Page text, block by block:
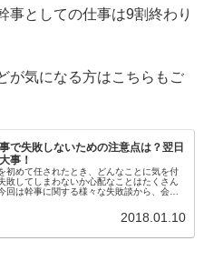
事としての仕事は9割終わり
が気になる方はこちらもご
で失敗しないための注意点は？翌日
事！
初めて任されたとき、どんなことに気を付
敗してしまわないか心配なことはたくさん
回は幹事に関する様々な失敗談から、会を
2018.01.10